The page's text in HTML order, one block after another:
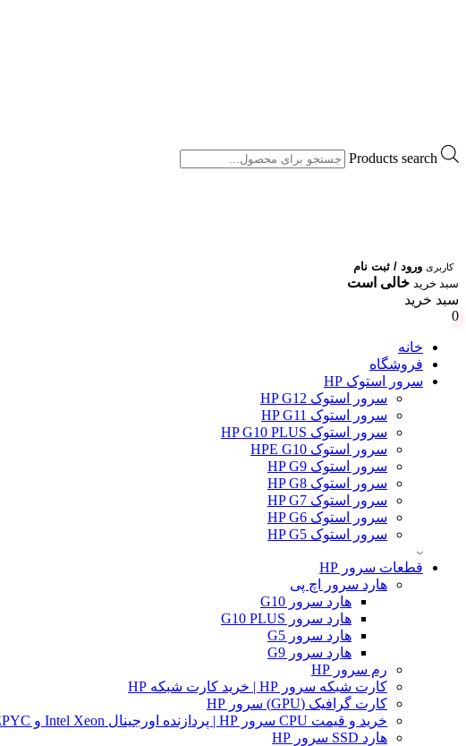
Products search
کاربری ورود / ثبت نام
سبد خرید خالی است
سبد خرید
0
خانه
فروشگاه
سرور استوک HP
سرور استوک HP G12
سرور استوک HP G11
سرور استوک HP G10 PLUS
سرور استوک HPE G10
سرور استوک HP G9
سرور استوک HP G8
سرور استوک HP G7
سرور استوک HP G6
سرور استوک HP G5
قطعات سرور HP
هارد سرور اچ پی
هارد سرور G10
هارد سرور G10 PLUS
هارد سرور G5
هارد سرور G9
رم سرور HP
کارت شبکه سرور HP | خرید کارت شبکه HP
کارت گرافیک (GPU) سرور HP
خرید و قیمت CPU سرور HP | پردازنده اورجینال Intel Xeon و AMD EPYC
هارد SSD سرور HP